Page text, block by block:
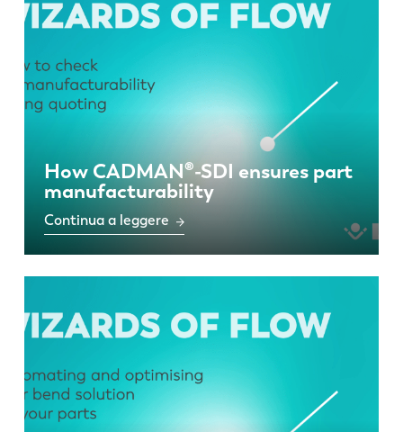
How CADMAN®-SDI ensures part
manufacturability
Continua a leggere